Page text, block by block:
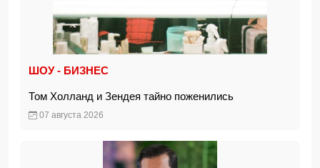
ШОУ - БИЗНЕС
Том Холланд и Зендея тайно поженились
07 августа 2026